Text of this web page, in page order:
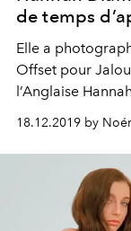
de temps
Elle a
Offset pour
l’Anglaise
chanteuse
18.12.2019 by